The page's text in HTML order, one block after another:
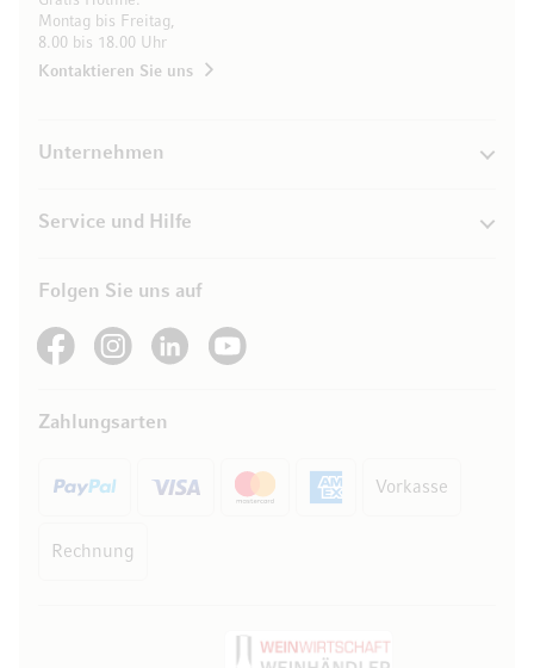
Montag bis Freitag,
8.00 bis 18.00 Uhr
Kontaktieren Sie uns
Unternehmen
Service und Hilfe
Folgen Sie uns auf
See our FacebookSee our Instagram account
See our LinkedInSee our YouTube channel
Zahlungsarten
Vorkasse
Rechnung